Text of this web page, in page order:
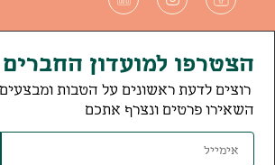
הצטרפו למועדון
רוצים לדעת ראשונים על הטבות
השאירו פרטים ונצרף אתכם